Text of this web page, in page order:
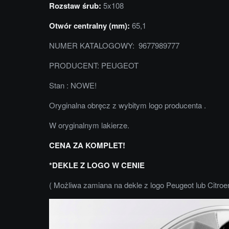
Rozstaw śrub: 5x108
Otwór centralny (mm): 65,1
NUMER KATALOGOWY: 9677989777
PRODUCENT: PEUGEOT
Stan : NOWE!
Oryginalna obręcz z wybitym logo producenta .
W oryginalnym lakierze.
CENA ZA KOMPLET!
*DEKLE Z LOGO W CENIE
( Możliwa zamiana na dekle z logo Peugeot lub